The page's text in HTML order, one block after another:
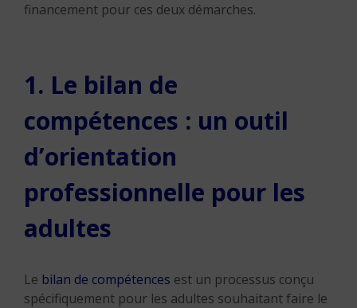
financement pour ces deux démarches.
1. Le bilan de
compétences : un outil
d’orientation
professionnelle pour les
adultes
Le bilan de compétences est un processus conçu
spécifiquement pour les adultes souhaitant faire le